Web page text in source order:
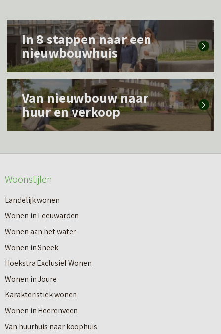
L
s
m
e
o
e
r
I
n
8
s
t
a
p
p
In 8 stappen naar een
nieuwbouwhuis
L
e
s
e
o
v
e
r
V
a
n
n
Van nieuwbouw naar
huur en verkoop
Woonstijlen
Landelijk wonen
Wonen in Leeuwarden
Wonen aan het water
Wonen in Sneek
Hoekstra Exclusief Wonen
Wonen in Joure
Karakteristiek wonen
Wonen in Heerenveen
Van huurhuis naar koophuis